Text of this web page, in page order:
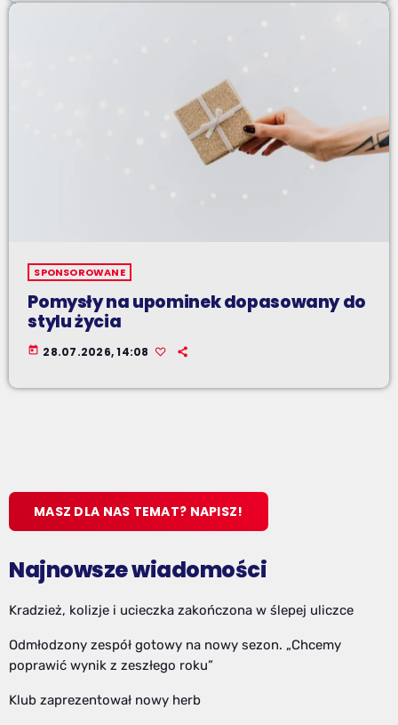
SPONSOROWANE
Pomysły na upominek dopasowany do
stylu życia
today 28.07.2026, 14:08
MASZ DLA NAS TEMAT? NAPISZ!
Najnowsze wiadomości
Kradzież, kolizje i ucieczka zakończona w ślepej uliczce
Odmłodzony zespół gotowy na nowy sezon. „Chcemy
poprawić wynik z zeszłego roku”
Klub zaprezentował nowy herb